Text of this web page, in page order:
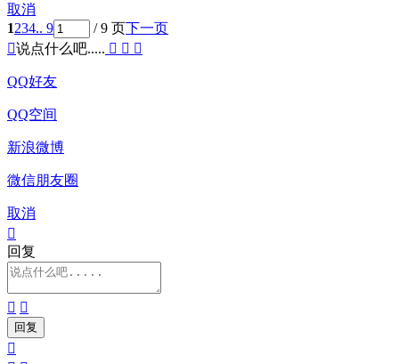
取消
1234.. 9 / 9 页下一页
说点什么吧.....   
QQ好友
QQ空间
新浪微博
微信朋友圈
取消

回复
 
